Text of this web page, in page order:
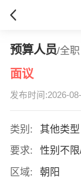
预算人员/全职
面议
发布时间:2026-
类别:
其他类型
要求:
性别不
区域:
朝阳